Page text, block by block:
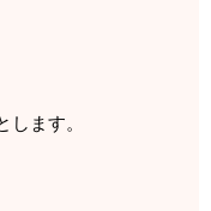
ます。